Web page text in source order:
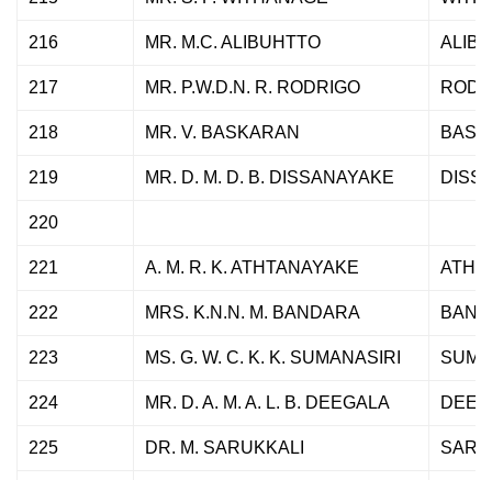
216 MR. M.C. ALIBUHTTO
217 MR. P.W.D.N. R. RODRIGO
218 MR. V. BASKARAN
219 MR. D. M. D. B. DISSANAYAKE
220
221 A. M. R. K. ATHTANAYAKE
222 MRS. K.N.N. M. BANDARA
223 MS. G. W. C. K. K. SUMANASIRI
224 MR. D. A. M. A. L. B. DEEGALA
225 DR. M. SARUKKALI